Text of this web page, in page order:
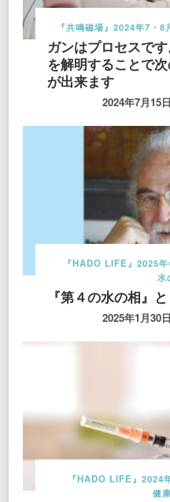
『共鳴磁場』2024年7・8
ガンはプロセスで
を解明することで
が出来ます
2024年7月15日
『HADO LIFE』2025年
水
『第４の水の相』
2025年1月30日
『HADO LIFE』2024
健